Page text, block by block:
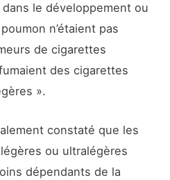
le développement ou
n’étaient pas
de cigarettes
des cigarettes
».
constaté que les
ou ultralégères
dépendants de la